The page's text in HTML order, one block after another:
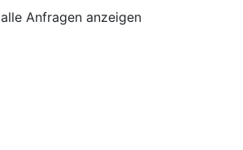
Anfragen anzeigen